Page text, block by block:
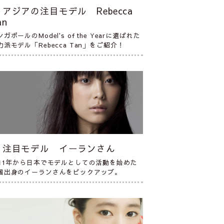
アジアの注目モデル Rebecca
ガポールのModel's of the Yearに選ばれた
派モデル「Rebecca Tan」をご紹介！
注目モデル イーランさん
年から日本でモデルとしての活動を始めた
出身のイーランさんをピックアップ。